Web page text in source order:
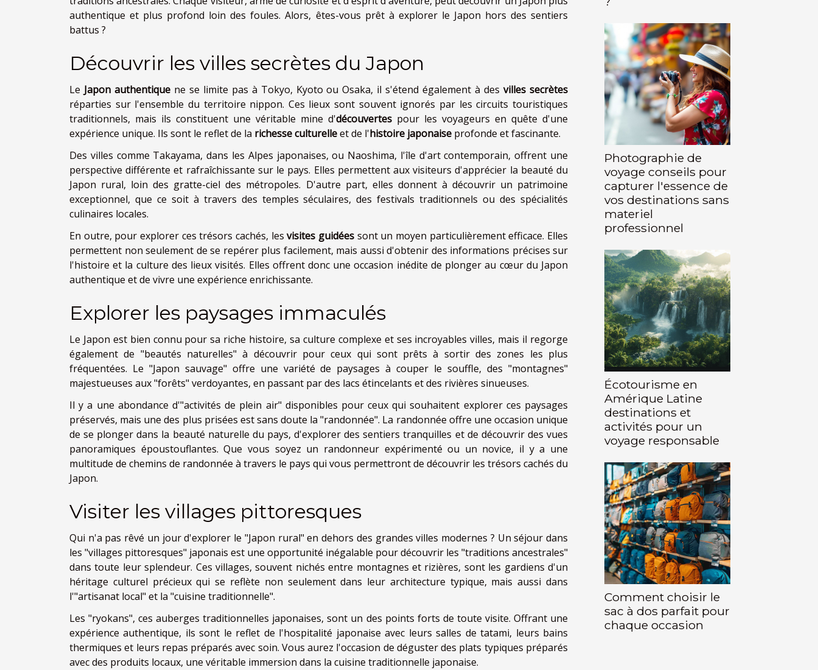
authentique et plus profond loin des foules. Alors, êtes-vous prêt à explorer le Japon hors des sentiers
battus ?
Découvrir les villes secrètes du Japon
Le Japon authentiquene se limite pas à Tokyo, Kyoto ou Osaka, il s'étend également à desvilles secrètes
réparties sur l'ensemble du territoire nippon. Ces lieux sont souvent ignorés par les circuits touristiques
traditionnels, mais ils constituent une véritable mine d'découvertes pour les voyageurs en quête d'une
expérience unique. Ils sont le reflet de la richesse culturelleet de l'histoire japonaise profonde et fascinante.
Des villes comme Takayama, dans les Alpes japonaises, ou Naoshima, l'île d'art contemporain, offrent une
perspective différente et rafraîchissante sur le pays. Elles permettent aux visiteurs d'apprécier la beauté du
Japon rural, loin des gratte-ciel des métropoles. D'autre part, elles donnent à découvrir un patrimoine
exceptionnel, que ce soit à travers des temples séculaires, des festivals traditionnels ou des spécialités
culinaires locales.
En outre, pour explorer ces trésors cachés, lesvisites guidées sont un moyen particulièrement efficace. Elles
permettent non seulement de se repérer plus facilement, mais aussi d'obtenir des informations précises sur
l'histoire et la culture des lieux visités. Elles offrent donc une occasion inédite de plonger au cœur du Japon
authentique et de vivre une expérience enrichissante.
Explorer les paysages immaculés
Le Japon est bien connu pour sa riche histoire, sa culture complexe et ses incroyables villes, mais il regorge
également de "beautés naturelles" à découvrir pour ceux qui sont prêts à sortir des zones les plus
fréquentées. Le "Japon sauvage" offre une variété de paysages à couper le souffle, des "montagnes"
majestueuses aux "forêts" verdoyantes, en passant par des lacs étincelants et des rivières sinueuses.
Il y a une abondance d'"activités de plein air" disponibles pour ceux qui souhaitent explorer ces paysages
préservés, mais une des plus prisées est sans doute la "randonnée". La randonnée offre une occasion unique
de se plonger dans la beauté naturelle du pays, d'explorer des sentiers tranquilles et de découvrir des vues
panoramiques époustouflantes. Que vous soyez un randonneur expérimenté ou un novice, il y a une
multitude de chemins de randonnée à travers le pays qui vous permettront de découvrir les trésors cachés du
Japon.
Visiter les villages pittoresques
Qui n'a pas rêvé un jour d'explorer le "Japon rural" en dehors des grandes villes modernes ? Un séjour dans
les "villages pittoresques" japonais est une opportunité inégalable pour découvrir les "traditions ancestrales"
dans toute leur splendeur. Ces villages, souvent nichés entre montagnes et rizières, sont les gardiens d'un
héritage culturel précieux qui se reflète non seulement dans leur architecture typique, mais aussi dans
l'"artisanat local" et la "cuisine traditionnelle".
Les "ryokans", ces auberges traditionnelles japonaises, sont un des points forts de toute visite. Offrant une
expérience authentique, ils sont le reflet de l'hospitalité japonaise avec leurs salles de tatami, leurs bains
thermiques et leurs repas préparés avec soin. Vous aurez l'occasion de déguster des plats typiques préparés
avec des produits locaux, une véritable immersion dans la cuisine traditionnelle japonaise.
Photographie de
voyage conseils pour
capturer l'essence de
vos destinations sans
materiel
professionnel
Écotourisme en
Amérique Latine
destinations et
activités pour un
voyage responsable
Comment choisir le
sac à dos parfait pour
chaque occasion